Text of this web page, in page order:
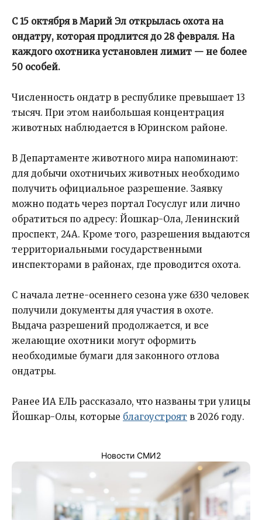
С 15 октября в Марий Эл открылась охота на
ондатру, которая продлится до 28 февраля. На
каждого охотника установлен лимит — не более
50 особей.
Численность ондатр в республике превышает 13
тысяч. При этом наибольшая концентрация
животных наблюдается в Юринском районе.
В Департаменте животного мира напоминают:
для добычи охотничьих животных необходимо
получить официальное разрешение. Заявку
можно подать через портал Госуслуг или лично
обратиться по адресу: Йошкар-Ола, Ленинский
проспект, 24А. Кроме того, разрешения выдаются
территориальными государственными
инспекторами в районах, где проводится охота.
С начала летне-осеннего сезона уже 6330 человек
получили документы для участия в охоте.
Выдача разрешений продолжается, и все
желающие охотники могут оформить
необходимые бумаги для законного отлова
ондатры.
Ранее ИА ЕЛЬ рассказало, что названы три улицы
Йошкар-Олы, которые благоустроят в 2026 году.
Новости СМИ2